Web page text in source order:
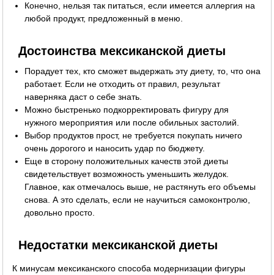
Конечно, нельзя так питаться, если имеется аллергия на
любой продукт, предложенный в меню.
Достоинства мексиканской диеты
Порадует тех, кто сможет выдержать эту диету, то, что она
работает. Если не отходить от правил, результат
наверняка даст о себе знать.
Можно быстренько подкорректировать фигуру для
нужного мероприятия или после обильных застолий.
Выбор продуктов прост, не требуется покупать ничего
очень дорогого и наносить удар по бюджету.
Еще в сторону положительных качеств этой диеты
свидетельствует возможность уменьшить желудок.
Главное, как отмечалось выше, не растянуть его объемы
снова. А это сделать, если не научиться самоконтролю,
довольно просто.
Недостатки мексиканской диеты
К минусам мексиканского способа модернизации фигуры